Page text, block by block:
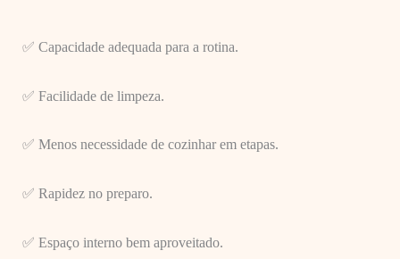
✅ Capacidade adequada para a rotina.
✅ Facilidade de limpeza.
✅ Menos necessidade de cozinhar em etapas.
✅ Rapidez no preparo.
✅ Espaço interno bem aproveitado.